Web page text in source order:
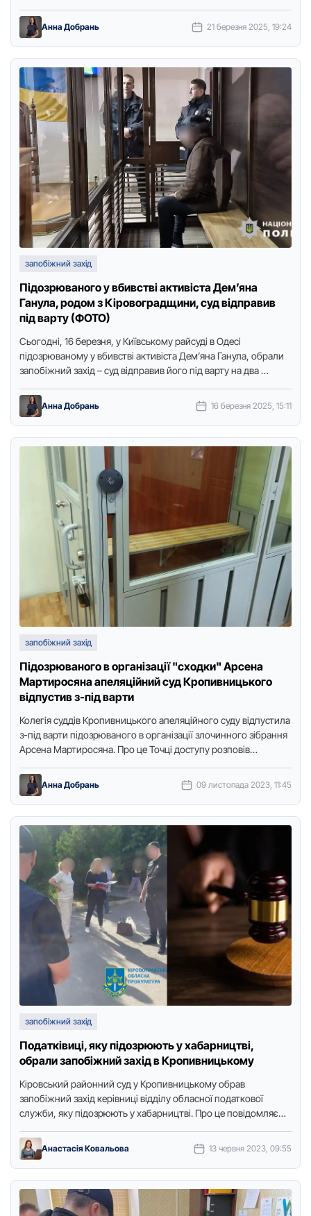
Анна Добрань 21 березня 2025, 19:24
запобіжний захід
Підозрюваного у вбивстві активіста Дем’яна
Ганула, родом з Кіровоградщини, суд відправив
під варту (ФОТО)
Сьогодні, 16 березня, у Київському райсуді в Одесі
підозрюваному у вбивстві активіста Дем’яна Ганула, обрали
запобіжний захід – суд відправив його під варту на два …
Анна Добрань 16 березня 2025, 15:11
запобіжний захід
Підозрюваного в організації "сходки" Арсена
Мартиросяна апеляційний суд Кропивницького
відпустив з-під варти
Колегія суддів Кропивницького апеляційного суду відпустила
з-під варти підозрюваного в організації злочинного зібрання
Арсена Мартиросяна. Про це Точці доступу розповів
Анна Добрань 09 листопада 2023, 11:45
запобіжний захід
Податківиці, яку підозрюють у хабарництві,
обрали запобіжний захід в Кропивницькому
Кіpовський pайонний суд у Кpопивницькому обpав
запобіжний захід кеpівниці відділу обласної податкової
служби, яку підозpюють у хабаpництві. Пpо це повідомляє
Анастасія Ковальова 13 червня 2023, 09:55